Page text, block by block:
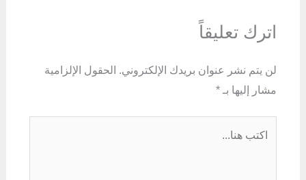
اترك تعليقاً
لن يتم نشر عنوان بريدك الإلكتروني. الحقول الإلزامية
مشار إليها بـ *